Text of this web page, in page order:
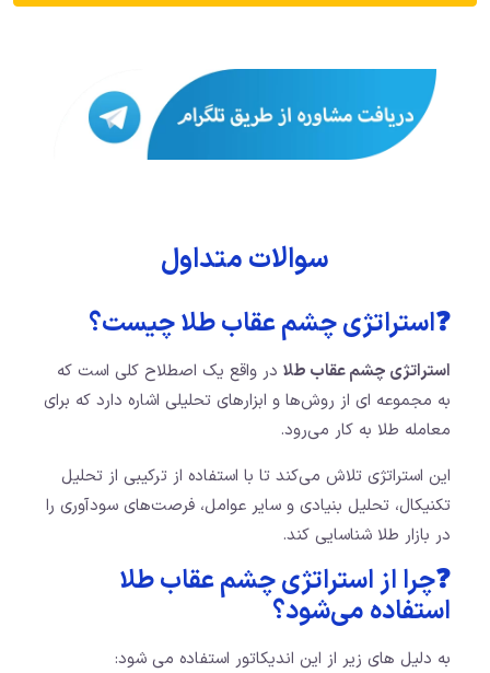
سوالات متداول
❓استراتژی چشم عقاب طلا چیست؟
استراتژی چشم عقاب طلا در واقع یک اصطلاح کلی است که
به مجموعه ای از روش‌ها و ابزارهای تحلیلی اشاره دارد که برای
معامله طلا به کار می‌رود.
این استراتژی تلاش می‌کند تا با استفاده از ترکیبی از تحلیل
تکنیکال، تحلیل بنیادی و سایر عوامل، فرصت‌های سودآوری را
در بازار طلا شناسایی کند.
❓چرا از استراتژی چشم عقاب طلا
استفاده می‌شود؟
به دلیل های زیر از این اندیکاتور استفاده می شود: